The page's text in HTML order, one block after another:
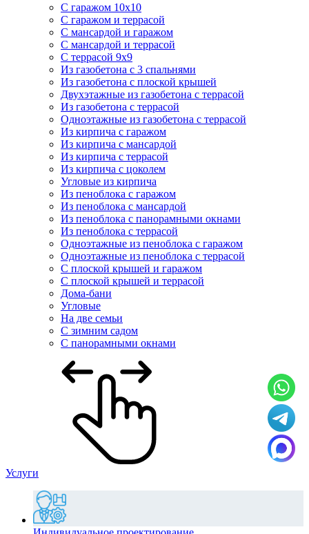
С гаражом 10х10
С гаражом и террасой
С мансардой и гаражом
С мансардой и террасой
С террасой 9х9
Из газобетона с 3 спальнями
Из газобетона с плоской крышей
Двухэтажные из газобетона с террасой
Из газобетона с террасой
Одноэтажные из газобетона с террасой
Из кирпича с гаражом
Из кирпича с мансардой
Из кирпича с террасой
Из кирпича с цоколем
Угловые из кирпича
Из пеноблока с гаражом
Из пеноблока с мансардой
Из пеноблока с панорамными окнами
Из пеноблока с террасой
Одноэтажные из пеноблока с гаражом
Одноэтажные из пеноблока с террасой
С плоской крышей и гаражом
С плоской крышей и террасой
Дома-бани
Угловые
На две семьи
С зимним садом
С панорамными окнами
Услуги